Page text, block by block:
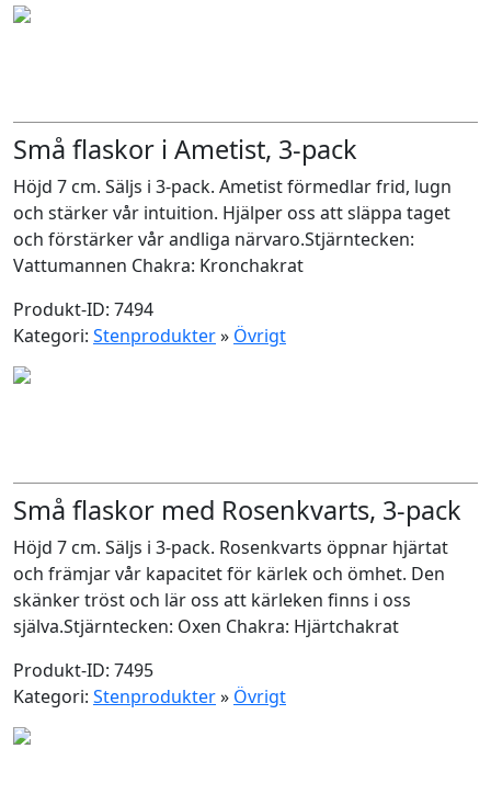
Små flaskor i Ametist, 3-pack
Höjd 7 cm. Säljs i 3-pack. Ametist förmedlar frid, lugn
och stärker vår intuition. Hjälper oss att släppa taget
och förstärker vår andliga närvaro.Stjärntecken:
Vattumannen Chakra: Kronchakrat
Produkt-ID: 7494
Kategori: Stenprodukter» Övrigt
Små flaskor med Rosenkvarts, 3-pack
Höjd 7 cm. Säljs i 3-pack. Rosenkvarts öppnar hjärtat
och främjar vår kapacitet för kärlek och ömhet. Den
skänker tröst och lär oss att kärleken finns i oss
själva.Stjärntecken: Oxen Chakra: Hjärtchakrat
Produkt-ID: 7495
Kategori: Stenprodukter» Övrigt